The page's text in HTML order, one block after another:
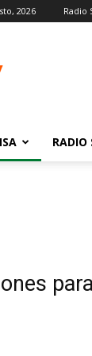
2026 Radio
RADIO